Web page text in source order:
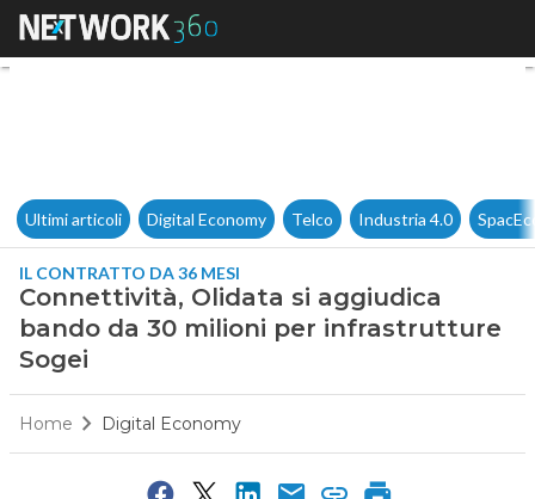
Connettività, Olidata si
Ultimi articoli Digital Economy Telco Industria 4.0
IL CONTRATTO DA 36 MESI
Connettività, Olidata si aggiudica
bando da 30 milioni per infrastrutture
Sogei
Home Digital Economy